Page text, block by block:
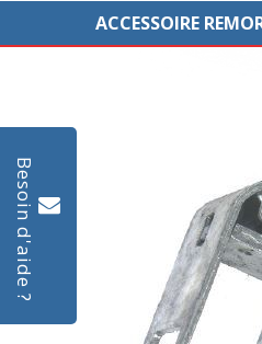
Besoin d'aide ?
ACCESSOIRE